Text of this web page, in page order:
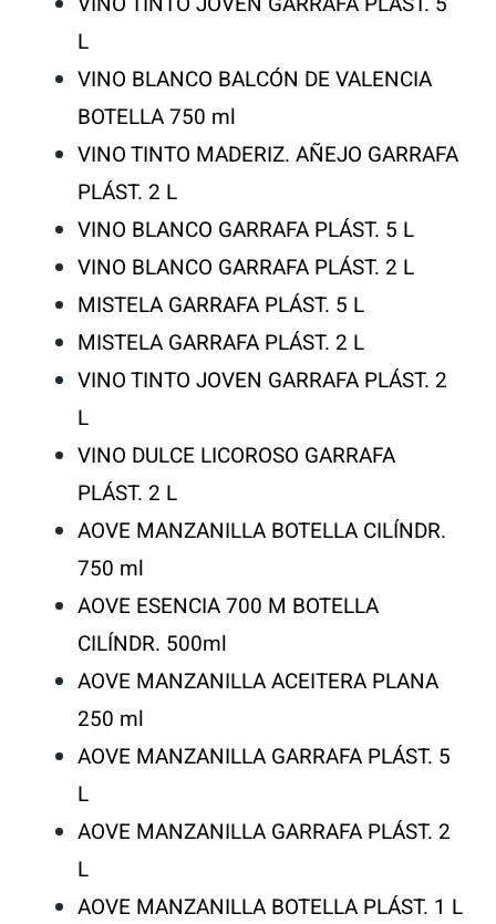
L
VINO BLANCO BALCÓN DE VALENCIA
BOTELLA 750 ml
VINO TINTO MADERIZ. AÑEJO GARRAFA
PLÁST. 2 L
VINO BLANCO GARRAFA PLÁST. 5 L
VINO BLANCO GARRAFA PLÁST. 2 L
MISTELA GARRAFA PLÁST. 5 L
MISTELA GARRAFA PLÁST. 2 L
VINO TINTO JOVEN GARRAFA PLÁST. 2
L
VINO DULCE LICOROSO GARRAFA
PLÁST. 2 L
AOVE MANZANILLA BOTELLA CILÍNDR.
750 ml
AOVE ESENCIA 700 M BOTELLA
CILÍNDR. 500ml
AOVE MANZANILLA ACEITERA PLANA
250 ml
AOVE MANZANILLA GARRAFA PLÁST. 5
L
AOVE MANZANILLA GARRAFA PLÁST. 2
L
AOVE MANZANILLA BOTELLA PLÁST. 1 L